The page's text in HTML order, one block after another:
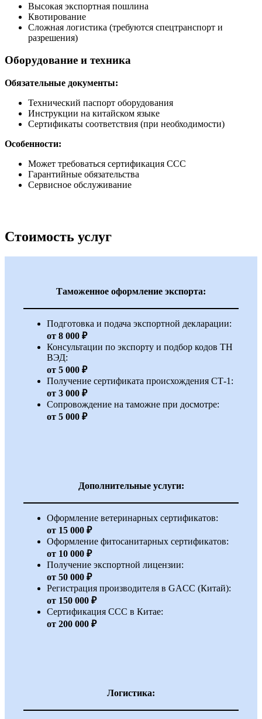
Высокая экспортная пошлина
Квотирование
Сложная логистика (требуются спецтранспорт и
разрешения)
Оборудование и техника
Обязательные документы:
Технический паспорт оборудования
Инструкции на китайском языке
Сертификаты соответствия (при необходимости)
Особенности:
Может требоваться сертификация CCC
Гарантийные обязательства
Сервисное обслуживание
Стоимость услуг
Таможенное оформление экспорта:
Подготовка и подача экспортной декларации:
от 8 000 ₽
Консультации по экспорту и подбор кодов ТН
ВЭД:
от 5 000 ₽
Получение сертификата происхождения СТ-1:
от 3 000 ₽
Сопровождение на таможне при досмотре:
от 5 000 ₽
Дополнительные услуги:
Оформление ветеринарных сертификатов:
от 15 000 ₽
Оформление фитосанитарных сертификатов:
от 10 000 ₽
Получение экспортной лицензии:
от 50 000 ₽
Регистрация производителя в GACC (Китай):
от 150 000 ₽
Сертификация CCC в Китае:
от 200 000 ₽
Логистика: